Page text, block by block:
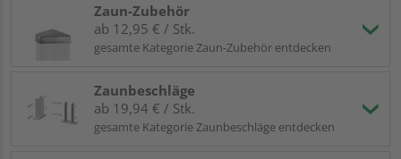
Zaun-Zubehör
ab 12,95 € / Stk.
gesamte Kategorie Zaun-Zubehör entdecken
Zaunbeschläge
ab 19,94 € / Stk.
gesamte Kategorie Zaunbeschläge entdecken